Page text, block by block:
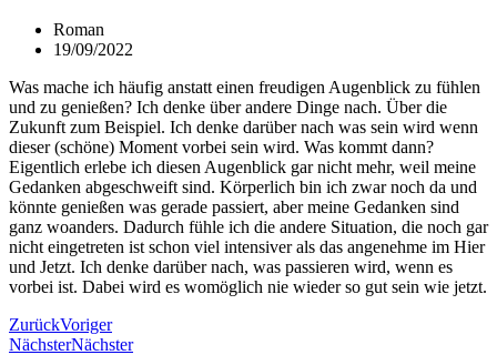
Roman
19/09/2022
Was mache ich häufig anstatt einen freudigen Augenblick zu fühlen
und zu genießen? Ich denke über andere Dinge nach. Über die
Zukunft zum Beispiel. Ich denke darüber nach was sein wird wenn
dieser (schöne) Moment vorbei sein wird. Was kommt dann?
Eigentlich erlebe ich diesen Augenblick gar nicht mehr, weil meine
Gedanken abgeschweift sind. Körperlich bin ich zwar noch da und
könnte genießen was gerade passiert, aber meine Gedanken sind
ganz woanders. Dadurch fühle ich die andere Situation, die noch gar
nicht eingetreten ist schon viel intensiver als das angenehme im Hier
und Jetzt. Ich denke darüber nach, was passieren wird, wenn es
vorbei ist. Dabei wird es womöglich nie wieder so gut sein wie jetzt.
ZurückVoriger
NächsterNächster